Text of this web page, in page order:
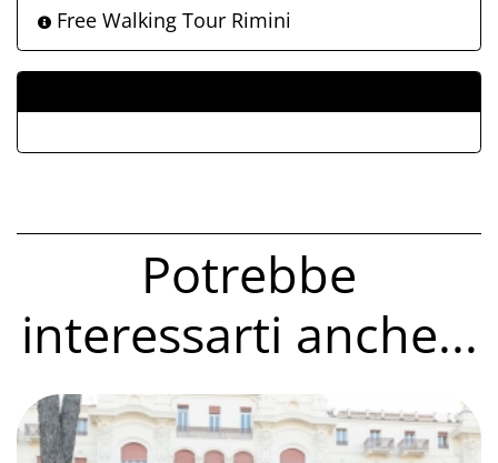
Free Walking Tour Rimini
Potrebbe
interessarti anche...